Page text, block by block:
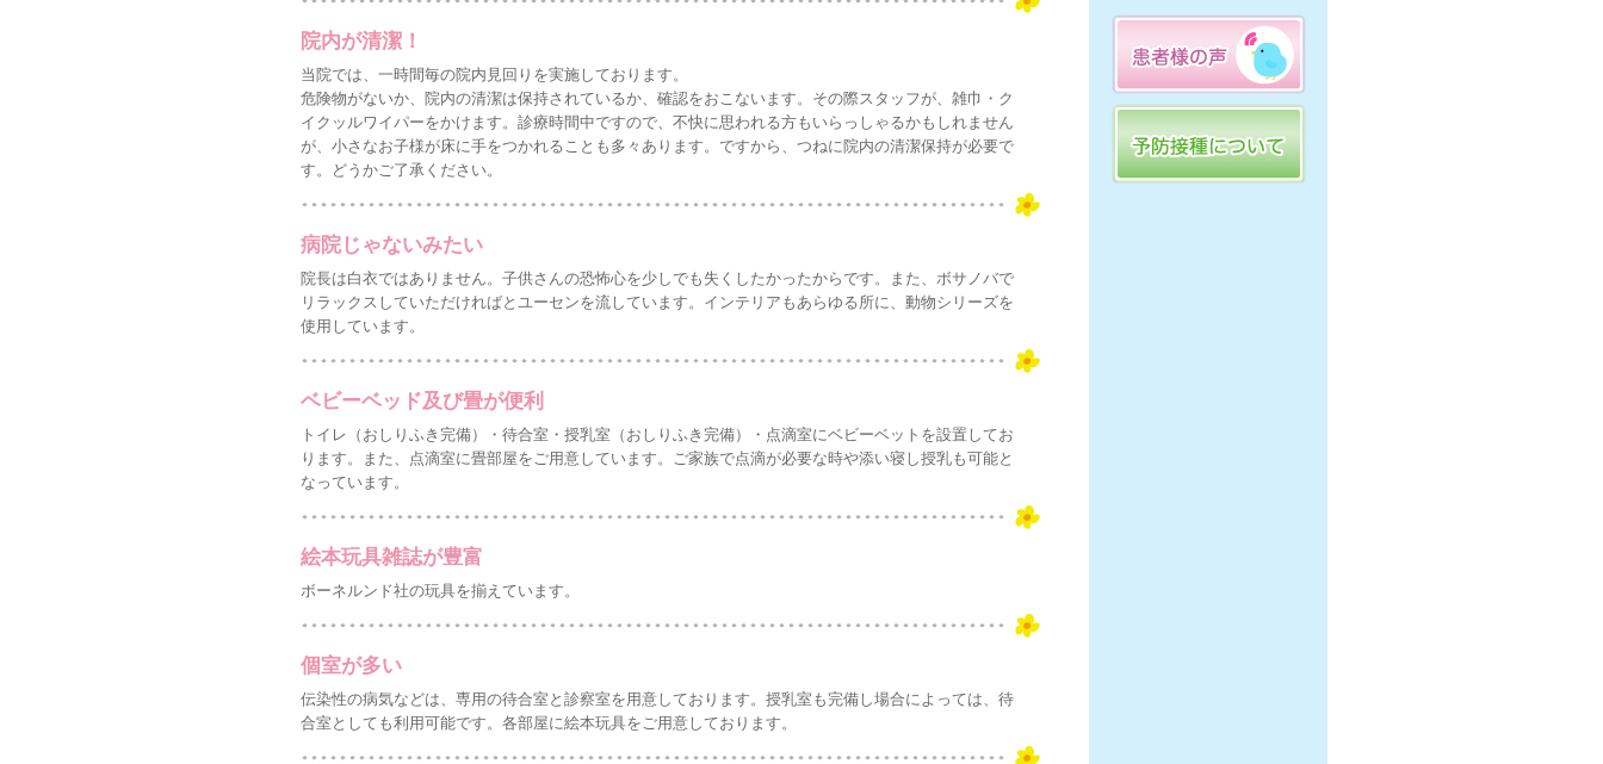
院内が清潔！
当院では、一時間毎の院内見回りを実施しております。
危険物がないか、院内の清潔は保持されているか、確認をおこないます。その際スタッフが、雑巾・ク
イクッルワイパーをかけます。診療時間中ですので、不快に思われる方もいらっしゃるかもしれません
が、小さなお子様が床に手をつかれることも多々あります。ですから、つねに院内の清潔保持が必要で
す。どうかご了承ください。
病院じゃないみたい
院長は白衣ではありません。子供さんの恐怖心を少しでも失くしたかったからです。また、ボサノバで
リラックスしていただければとユーセンを流しています。インテリアもあらゆる所に、動物シリーズを
使用しています。
ベビーベッド及び畳が便利
トイレ（おしりふき完備）・待合室・授乳室（おしりふき完備）・点滴室にベビーベットを設置してお
ります。また、点滴室に畳部屋をご用意しています。ご家族で点滴が必要な時や添い寝し授乳も可能と
なっています。
絵本玩具雑誌が豊富
ボーネルンド社の玩具を揃えています。
個室が多い
伝染性の病気などは、専用の待合室と診察室を用意しております。授乳室も完備し場合によっては、待
合室としても利用可能です。各部屋に絵本玩具をご用意しております。